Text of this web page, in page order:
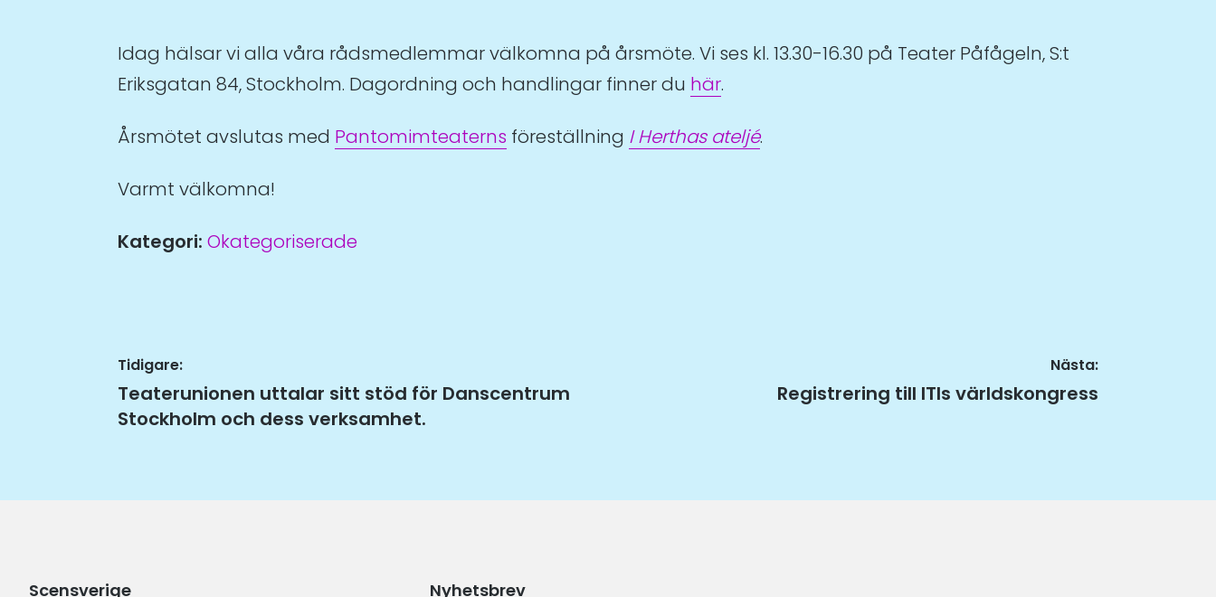
Idag hälsar vi alla våra rådsmedlemmar välkomna på årsmöte. Vi ses kl. 13.30-16.30 på Teater Påfågeln, S:t
Eriksgatan 84, Stockholm. Dagordning och handlingar finner du här.
Årsmötet avslutas med Pantomimteaterns föreställning I Herthas ateljé.
Varmt välkomna!
Kategori: Okategoriserade
Inläggsnavigering
Tidigare:
Tidigare
inlägg:
Teaterunionen uttalar sitt stöd för Danscentrum
Stockholm och dess verksamhet.
Nästa:
Nästa
Registrering till ITIs världskongress
Scensverige Nyhetsbrev